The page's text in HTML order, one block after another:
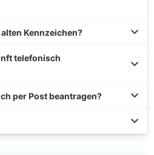
Kennzeichen?
telefonisch
per Post beantragen?